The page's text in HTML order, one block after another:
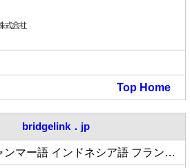
Top Home
bridgelink．jp
ンマー語 インドネシア語 フラン…